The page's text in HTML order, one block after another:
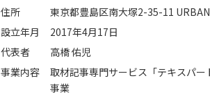
住所
東京都豊島区南大塚2-35-11
設立年月
2017年4月17日
代表者
高橋 佑児
事業内容
取材記事専門サービス「テキスパ
事業